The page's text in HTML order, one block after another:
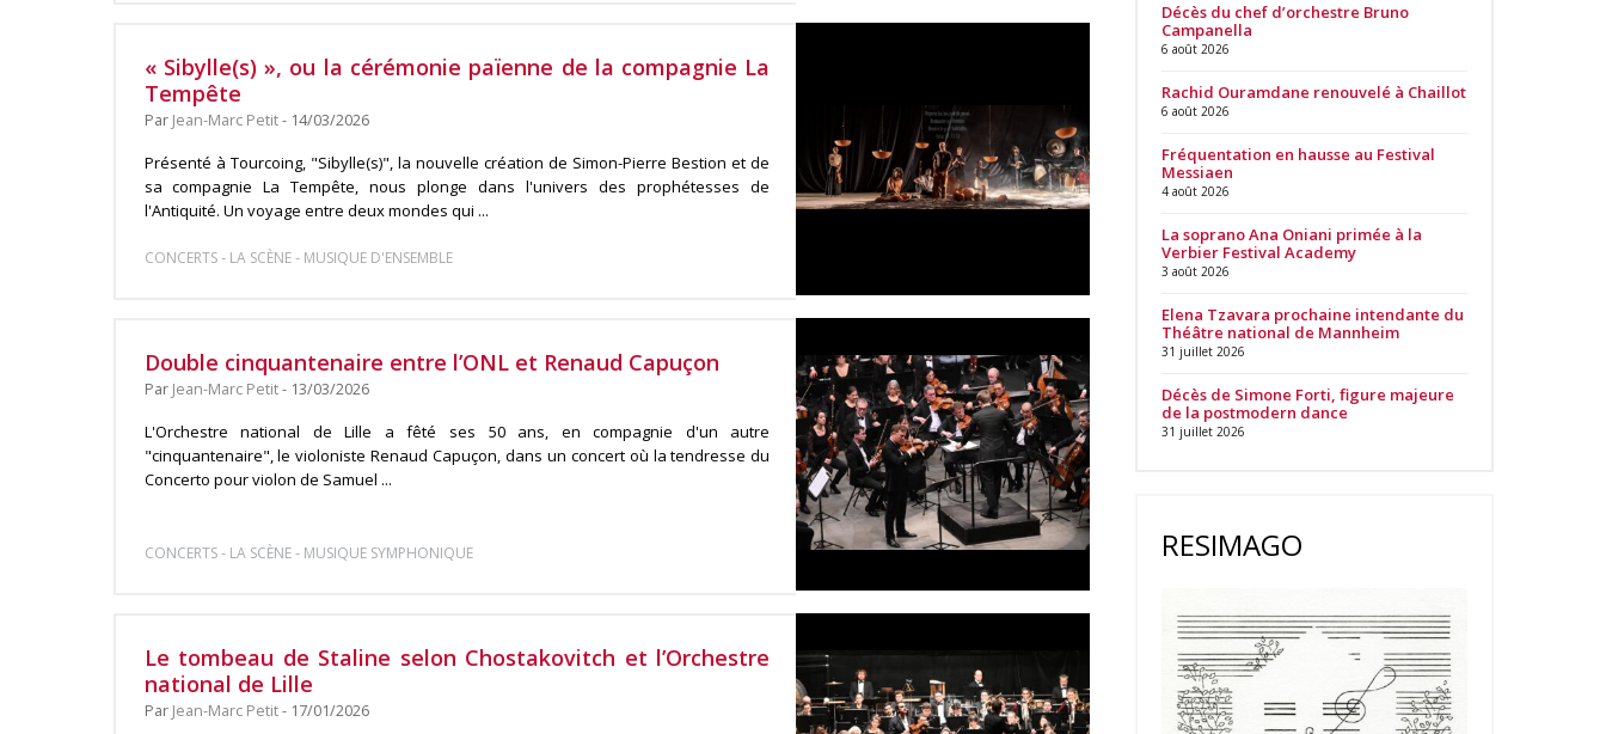
« Sibylle(s) », ou la cérémonie païenne de la compagnie La
Tempête
Par Jean-Marc Petit- 14/03/2026
Présenté à Tourcoing, "Sibylle(s)", la nouvelle création de Simon-Pierre Bestion et de
sa compagnie La Tempête, nous plonge dans l'univers des prophétesses de
l'Antiquité. Un voyage entre deux mondes qui ...
CONCERTS- LA SCÈNE- MUSIQUE D'ENSEMBLE
Double cinquantenaire entre l’ONL et Renaud Capuçon
Par Jean-Marc Petit- 13/03/2026
L'Orchestre national de Lille a fêté ses 50 ans, en compagnie d'un autre
"cinquantenaire", le violoniste Renaud Capuçon, dans un concert où la tendresse du
Concerto pour violon de Samuel ...
CONCERTS- LA SCÈNE- MUSIQUE SYMPHONIQUE
Le tombeau de Staline selon Chostakovitch et l’Orchestre
national de Lille
Par Jean-Marc Petit- 17/01/2026
Décès du chef d’orchestre Bruno
Campanella
6 août 2026
Rachid Ouramdane renouvelé à Chaillot
6 août 2026
Fréquentation en hausse au Festival
Messiaen
4 août 2026
La soprano Ana Oniani primée à la
Verbier Festival Academy
3 août 2026
Elena Tzavara prochaine intendante du
Théâtre national de Mannheim
31 juillet 2026
Décès de Simone Forti, figure majeure
de la postmodern dance
31 juillet 2026
RESIMAGO